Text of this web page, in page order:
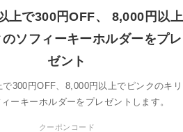
トル（アイボリー）20cm [セール]
1,980円(税込)
上で300円OFF、 8,000円以上
ソフィーキーホルダーをプレ
ゼント
300円OFF、8,000円以上でピンクのキリ
ーキーホルダーをプレゼントします。
クーポンコード